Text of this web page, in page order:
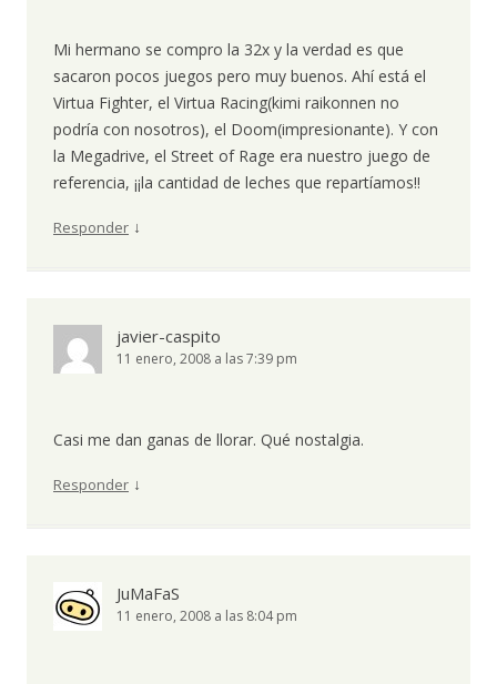
Mi hermano se compro la 32x y la verdad es que
sacaron pocos juegos pero muy buenos. Ahí está el
Virtua Fighter, el Virtua Racing(kimi raikonnen no
podría con nosotros), el Doom(impresionante). Y con
la Megadrive, el Street of Rage era nuestro juego de
referencia, ¡¡la cantidad de leches que repartíamos!!
Responder ↓
javier-caspito
11 enero, 2008 a las 7:39 pm
Casi me dan ganas de llorar. Qué nostalgia.
Responder ↓
JuMaFaS
11 enero, 2008 a las 8:04 pm